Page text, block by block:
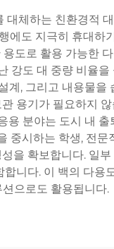
체하는 친환경적
도 지극히 휴대하
도로 활용 가능한
도 대 중량 비율
, 그리고 내용물
용기가 필요하지
분야는 도시 내
시하는 학생, 전
을 확보합니다. 일
니다. 이 백의 다용
으로도 활용됩니다.